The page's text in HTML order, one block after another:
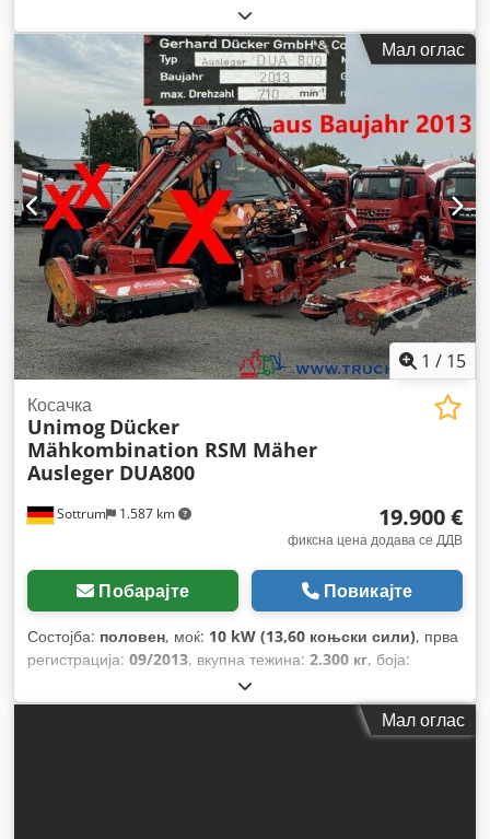
Мал оглас
1 / 15
Sottrum 1.587 km
Косачка
Unimog Dücker
Mähkombination RSM Mäher
Ausleger DUA800
19.900 €
фиксна цена додава се ДДВ
Побарајте Повикајте
Состојба: половен, моќ: 10 kW (13,60 коњски сили), прва
регистрација: 09/2013, вкупна тежина: 2.300 кг, боја:
, максимална носивост на товар:
на возачот:друго, тип на пренос:друго, емисиона класа:
Мал оглас